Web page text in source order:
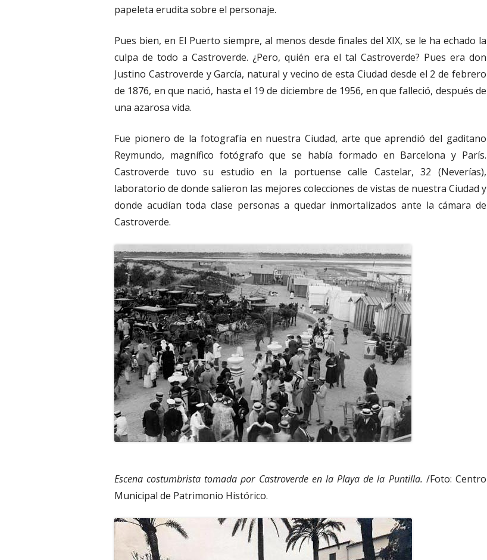
papeleta erudita sobre el personaje.
Pues bien, en El Puerto siempre, al menos desde finales del XIX, se le ha echado la
culpa de todo a Castroverde. ¿Pero, quién era el tal Castroverde? Pues era don
Justino Castroverde y García, natural y vecino de esta Ciudad desde el 2 de febrero
de 1876, en que nació, hasta el 19 de diciembre de 1956, en que falleció, después de
una azarosa vida.
Fue pionero de la fotografía en nuestra Ciudad, arte que aprendió del gaditano
Reymundo, magnífico fotógrafo que se había formado en Barcelona y París.
Castroverde tuvo su estudio en la portuense calle Castelar, 32 (Neverías),
laboratorio de donde salieron las mejores colecciones de vistas de nuestra Ciudad y
donde acudían toda clase personas a quedar inmortalizados ante la cámara de
Castroverde.
Escena costumbrista tomada por Castroverde en la Playa de la Puntilla. /Foto: Centro
Municipal de Patrimonio Histórico.